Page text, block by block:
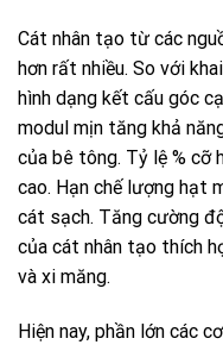
Cát nhân tạo từ các
hơn rất nhiều. So với
hình dạng kết cấu góc
modul mịn tăng khả
của bê tông. Tỷ lệ % cỡ
cao. Hạn chế lượng hạt
cát sạch. Tăng cường
của cát nhân tạo thích
và xi măng.
Hiện nay, phần lớn các